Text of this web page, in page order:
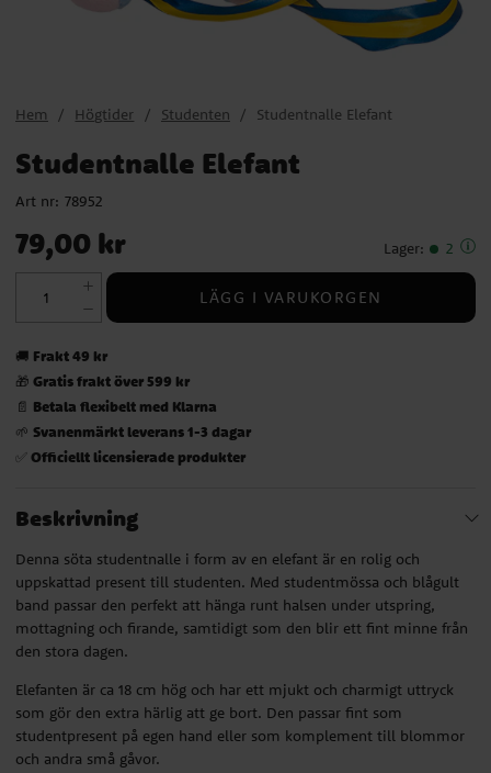
Hem Högtider Studenten Studentnalle Elefant
Studentnalle Elefant
Art nr: 78952
Pris: 79,00 kr
79,00 kr Lager: 2
LÄGG I VARUKORGEN
🚚 Frakt 49 kr
🎁 Gratis frakt över 599 kr
📄 Betala flexibelt med Klarna
🌱 Svanenmärkt leverans 1-3 dagar
✅ Officiellt licensierade produkter
Beskrivning
Denna söta studentnalle i form av en elefant är en rolig och
uppskattad present till studenten. Med studentmössa och blågult
band passar den perfekt att hänga runt halsen under utspring,
mottagning och firande, samtidigt som den blir ett fint minne från
den stora dagen.
Elefanten är ca 18 cm hög och har ett mjukt och charmigt uttryck
som gör den extra härlig att ge bort. Den passar fint som
studentpresent på egen hand eller som komplement till blommor
och andra små gåvor.